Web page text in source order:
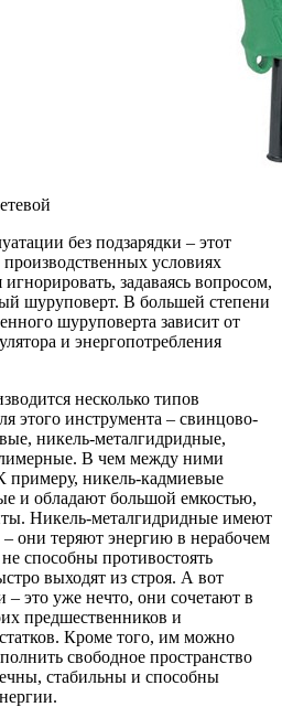
без подзарядки – этот
условиях
задаваясь вопросом,
шуруповерт. В большей степени
шуруповерта зависит от
и энергопотребления
несколько типов
этого инструмента – свинцово-
никель-металгидридные,
В чем между ними
примеру, никель-кадмиевые
и обладают большой емкостью,
Никель-металгидридные имеют
они теряют энергию в нерабочем
способны противостоять
выходят из строя. А вот
это уже нечто, они сочетают в
предшественников и
Кроме того, им можно
свободное пространство
стабильны и способны